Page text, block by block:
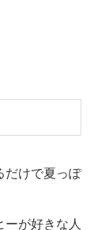
だけで夏っぽ
が好きな人